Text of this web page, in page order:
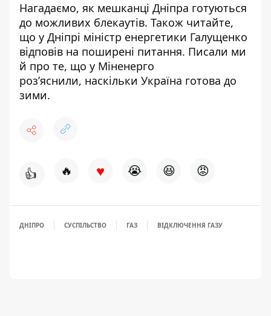
Нагадаємо, як мешканці Дніпра готуються
до можливих блекаутів. Також читайте,
що у Дніпрі міністр енергетики Галущенко
відповів на поширені питання. Писали ми
й про те, що у Міненерго
роз’яснили, наскільки Україна готова до
зими.
👍 🔥 ♥ 😭 😆 😡
ДНІПРО СУСПІЛЬСТВО ГАЗ ВІДКЛЮЧЕННЯ ГАЗУ